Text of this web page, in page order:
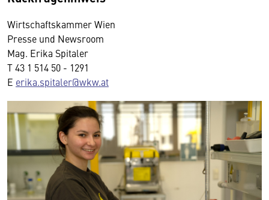
Wirtschaftskammer Wien
Presse und Newsroom
Mag. Erika Spitaler
T 43 1 514 50 - 1291
E erika.spitaler@wkw.at